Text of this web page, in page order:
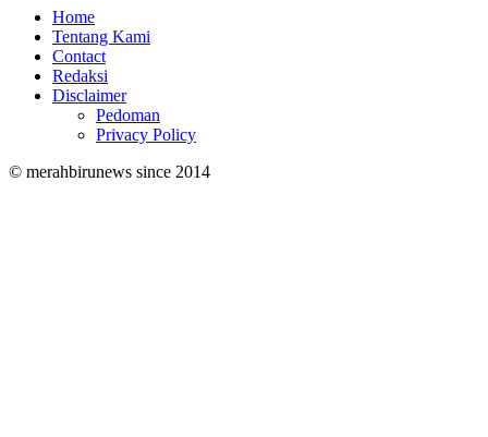
Home
Tentang Kami
Contact
Redaksi
Disclaimer
Pedoman
Privacy Policy
© merahbirunews since 2014